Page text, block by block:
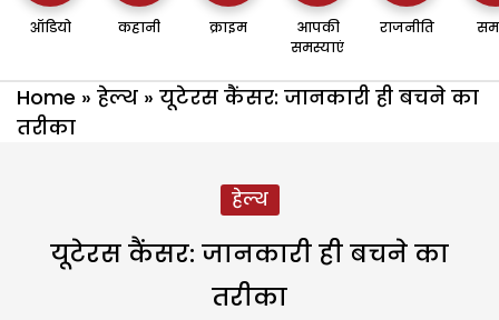
ऑडियो कहानी क्राइम
आपकी
समस्याएं
राजनीति
Home » हेल्थ » यूटेरस कैंसर: जानकारी ही बचने का
तरीका
हेल्थ
यूटेरस कैंसर: जानकारी ही बचने का
तरीका